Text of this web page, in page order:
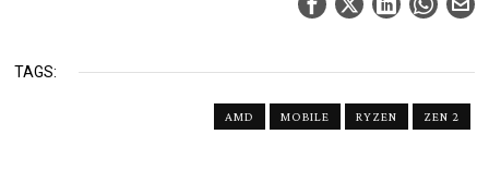
TAGS:
AMD MOBILE RYZEN ZEN 2